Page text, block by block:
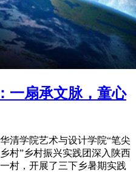
一扇承文脉，童心
清学院艺术与设计学院“笔尖
村”乡村振兴实践团深入陕西
村，开展了三下乡暑期实践